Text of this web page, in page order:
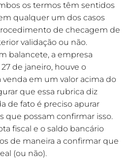
os termos têm sentidos
qualquer um dos casos
de checagem de
validação ou não.
balancete, a empresa
de janeiro, houve o
em um valor acima do
que essa rubrica diz
de fato é preciso apurar
que possam confirmar isso.
fiscal e o saldo bancário
de maneira a confirmar que
(ou não).